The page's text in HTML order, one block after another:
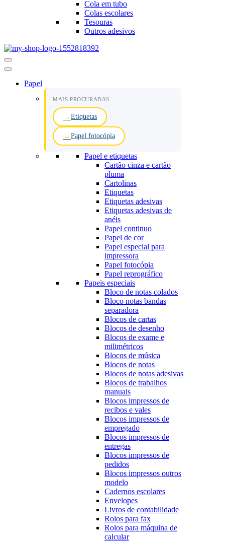
Cola em tubo
Colas escolares
Tesouras
Outros adesivos
Menu
de
Papel
MAIS PROCURADAS
Etiquetas
Papel fotocópia
Papel e etiquetas
Cartão cinza e cartão
pluma
Cartolinas
Etiquetas
Etiquetas adesivas
Etiquetas adesivas de
anéis
Papel continuo
Papel de cor
Papel especial para
impressora
Papel fotocópia
Papel reprográfico
Papeis especiais
Bloco de notas colados
Bloco notas bandas
separadora
Blocos de cartas
Blocos de desenho
Blocos de exame e
milimétricos
Blocos de música
Blocos de notas
Blocos de notas adesivas
Blocos de trabalhos
manuais
Blocos impressos de
recibos e vales
Blocos impressos de
empregado
Blocos impressos de
entregas
Blocos impressos de
pedidos
Blocos impressos outros
modelo
Cadernos escolares
Envelopes
Livros de contabilidade
Rolos para fax
Rolos para máquina de
calcular